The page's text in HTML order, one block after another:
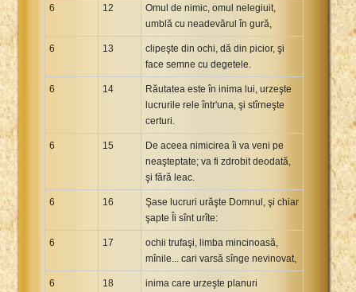
6 12
Omul de nimic, omul nelegiuit,
umblă cu neadevărul în gură,
6 13
clipeşte din ochi, dă din picior, şi
face semne cu degetele.
6 14
Răutatea este în inima lui, urzeşte
lucrurile rele într'una, şi stîrneşte
certuri.
6 15
De aceea nimicirea îi va veni pe
neaşteptate; va fi zdrobit deodată,
şi fără leac.
6 16
Şase lucruri urăşte Domnul, şi chiar
şapte Îi sînt urîte:
6 17
ochii trufaşi, limba mincinoasă,
mînile... cari varsă sînge nevinovat,
6 18
inima care urzeşte planuri